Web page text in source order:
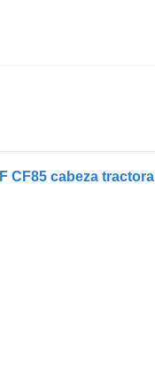
CF85 cabeza tractora